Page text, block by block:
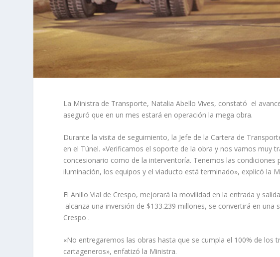
La Ministra de Transporte, Natalia Abello Vives, constató el
aseguró que en un mes estará en operación la mega obra.
Durante la visita de seguimiento, la Jefe de la Cartera de
en el Túnel. «Verificamos el soporte de la obra y nos vamos muy
concesionario como de la interventoría. Tenemos las condiciones
iluminación, los equipos y el viaducto está terminado», explicó la
El Anillo Vial de Crespo, mejorará la movilidad en la entrada y
alcanza una inversión de $133.239 millones, se convertirá en
Crespo .
«No entregaremos las obras hasta que se cumpla el 100% de
cartageneros», enfatizó la Ministra.